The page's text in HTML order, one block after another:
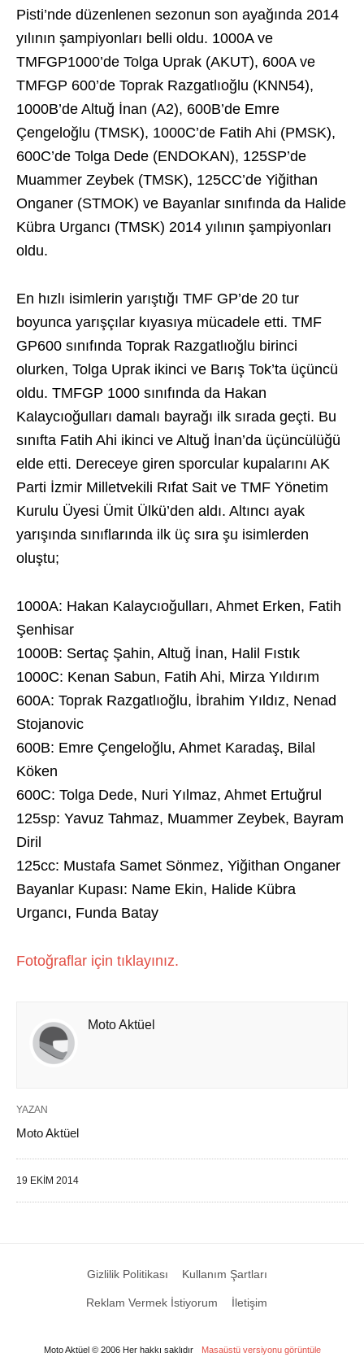
Pisti’nde düzenlenen sezonun son ayağında 2014
yılının şampiyonları belli oldu. 1000A ve
TMFGP1000’de Tolga Uprak (AKUT), 600A ve
TMFGP 600’de Toprak Razgatlıoğlu (KNN54),
1000B’de Altuğ İnan (A2), 600B’de Emre
Çengeloğlu (TMSK), 1000C’de Fatih Ahi (PMSK),
600C’de Tolga Dede (ENDOKAN), 125SP’de
Muammer Zeybek (TMSK), 125CC’de Yiğithan
Onganer (STMOK) ve Bayanlar sınıfında da Halide
Kübra Urgancı (TMSK) 2014 yılının şampiyonları
oldu.
En hızlı isimlerin yarıştığı TMF GP’de 20 tur
boyunca yarışçılar kıyasıya mücadele etti. TMF
GP600 sınıfında Toprak Razgatlıoğlu birinci
olurken, Tolga Uprak ikinci ve Barış Tok’ta üçüncü
oldu. TMFGP 1000 sınıfında da Hakan
Kalaycıoğulları damalı bayrağı ilk sırada geçti. Bu
sınıfta Fatih Ahi ikinci ve Altuğ İnan’da üçüncülüğü
elde etti. Dereceye giren sporcular kupalarını AK
Parti İzmir Milletvekili Rıfat Sait ve TMF Yönetim
Kurulu Üyesi Ümit Ülkü’den aldı. Altıncı ayak
yarışında sınıflarında ilk üç sıra şu isimlerden
oluştu;
1000A: Hakan Kalaycıoğulları, Ahmet Erken, Fatih
Şenhisar
1000B: Sertaç Şahin, Altuğ İnan, Halil Fıstık
1000C: Kenan Sabun, Fatih Ahi, Mirza Yıldırım
600A: Toprak Razgatlıoğlu, İbrahim Yıldız, Nenad
Stojanovic
600B: Emre Çengeloğlu, Ahmet Karadaş, Bilal
Köken
600C: Tolga Dede, Nuri Yılmaz, Ahmet Ertuğrul
125sp: Yavuz Tahmaz, Muammer Zeybek, Bayram
Diril
125cc: Mustafa Samet Sönmez, Yiğithan Onganer
Bayanlar Kupası: Name Ekin, Halide Kübra
Urgancı, Funda Batay
Fotoğraflar için tıklayınız.
Moto Aktüel
YAZAN
Moto Aktüel
19 EKIM 2014
Gizlilik Politikası Kullanım Şartları
Reklam Vermek İstiyorum İletişim
Moto Aktüel © 2006 Her hakkı saklıdır Masaüstü versiyonu görüntüle